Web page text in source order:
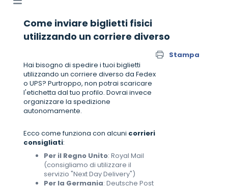
Come inviare biglietti fisici
utilizzando un corriere diverso
Stampa
Hai bisogno di spedire i tuoi biglietti
utilizzando un corriere diverso da Fedex
o UPS? Purtroppo, non potrai scaricare
l'etichetta dal tuo profilo. Dovrai invece
organizzare la spedizione
autonomamente.
Ecco come funziona con alcuni corrieri
consigliati:
Per il Regno Unito: Royal Mail
(consigliamo di utilizzare il
servizio "Next Day Delivery")
Per la Germania: Deutsche Post